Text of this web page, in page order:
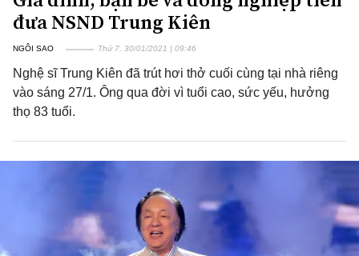
đưa NSND Trung Kiên
NGÔI SAO Thứ 7, 30/01/2021 | 09:46
Nghệ sĩ Trung Kiên đã trút hơi thở cuối cùng tại nhà riêng
vào sáng 27/1. Ông qua đời vì tuổi cao, sức yếu, hưởng
thọ 83 tuổi.